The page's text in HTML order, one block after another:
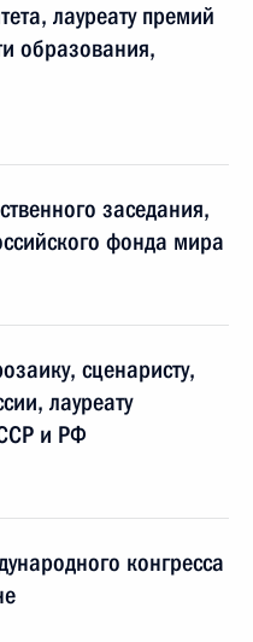
лауреату премий
образования,
заседания,
фонда мира
сценаристу,
лауреату
и РФ
конгресса